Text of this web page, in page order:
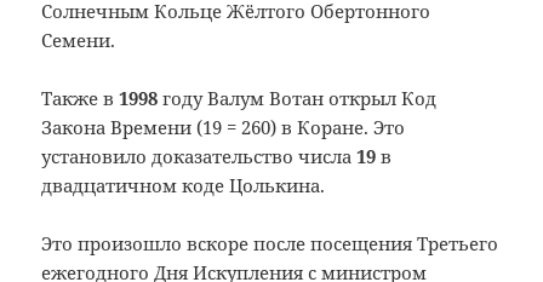
Солнечным Кольце Жёлтого Обертонного
Семени.
Также в1998 году Валум Вотан открыл Код
Закона Времени (19 = 260) в Коране. Это
установило доказательство числа19в
двадцатичном коде Цолькина.
Это произошло вскоре после посещения Третьего
ежегодного Дня Искупления с министром